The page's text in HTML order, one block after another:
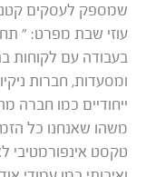
שמספק לעסקים
עוזי שבת מפרט: ”
בעבודה עם לקוחות
ומסעדות, חברות
ייחודיים כמו חברה
משהו שאנחנו כל
טקסט אינפורמטיבי